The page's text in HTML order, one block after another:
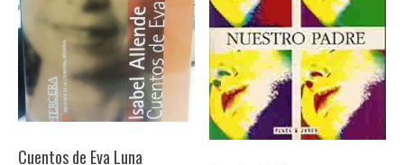
Cuentos de Eva Luna